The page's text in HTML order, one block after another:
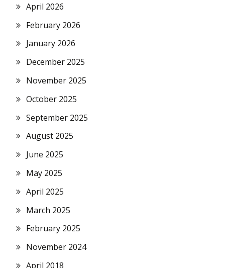
April 2026
February 2026
January 2026
December 2025
November 2025
October 2025
September 2025
August 2025
June 2025
May 2025
April 2025
March 2025
February 2025
November 2024
April 2018